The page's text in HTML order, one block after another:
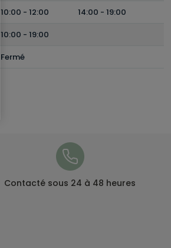
10:00 - 12:00 14:00 - 19:00
10:00 - 19:00
Fermé
Contacté sous 24 à 48 heures